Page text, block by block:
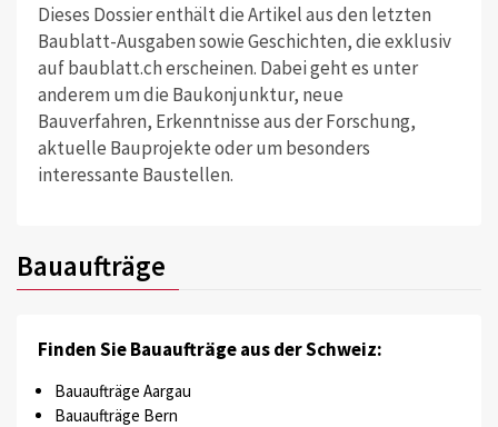
Dieses Dossier enthält die Artikel aus den letzten
Baublatt-Ausgaben sowie Geschichten, die exklusiv
auf baublatt.ch erscheinen. Dabei geht es unter
anderem um die Baukonjunktur, neue
Bauverfahren, Erkenntnisse aus der Forschung,
aktuelle Bauprojekte oder um besonders
interessante Baustellen.
Bauaufträge
Finden Sie Bauaufträge aus der Schweiz:
Bauaufträge Aargau
Bauaufträge Bern